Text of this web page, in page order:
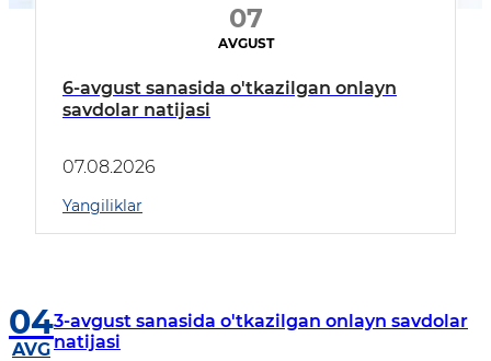
07
AVGUST
6-avgust sanasida o'tkazilgan onlayn
savdolar natijasi
07.08.2026
Yangiliklar
04
AVG
3-avgust sanasida o'tkazilgan onlayn savdolar
natijasi